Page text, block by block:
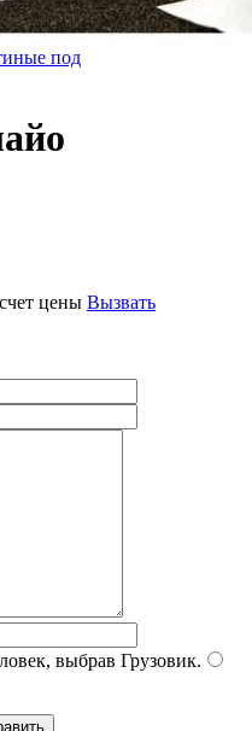
под
цены Вызвать
выбрав Грузовик.